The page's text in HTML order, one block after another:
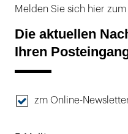
Melden Sie sich hier
Die aktuellen
Ihren
zm Online-